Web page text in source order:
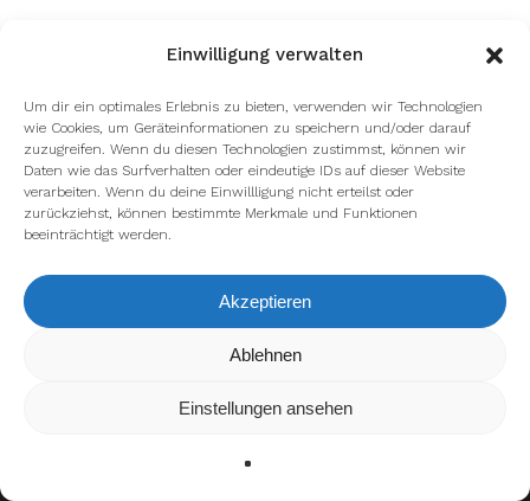
Einwilligung verwalten
Um dir ein optimales Erlebnis zu bieten, verwenden wir Technologien
wie Cookies, um Geräteinformationen zu speichern und/oder darauf
zuzugreifen. Wenn du diesen Technologien zustimmst, können wir
Daten wie das Surfverhalten oder eindeutige IDs auf dieser Website
verarbeiten. Wenn du deine Einwillligung nicht erteilst oder
zurückziehst, können bestimmte Merkmale und Funktionen
beeinträchtigt werden.
Akzeptieren
Ablehnen
Einstellungen ansehen
facebook youtube instagram spotify twitch
Datenschutzerklärung
Wir verwenden Cookies, um dir die bestmögliche Erfahrung auf
kannst du erfahren, welche Cookies wir
verwenden oder sie ausschalten.